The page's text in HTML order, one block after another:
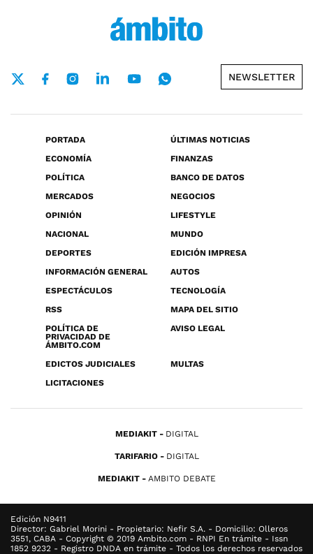
NEWSLETTER
PORTADA
ÚLTIMAS NOTICIAS
ECONOMÍA
FINANZAS
POLÍTICA
BANCO DE DATOS
MERCADOS
NEGOCIOS
OPINIÓN
LIFESTYLE
NACIONAL
MUNDO
DEPORTES
EDICIÓN IMPRESA
INFORMACIÓN GENERAL
AUTOS
ESPECTÁCULOS
TECNOLOGÍA
RSS
MAPA DEL SITIO
POLÍTICA DE
PRIVACIDAD DE
ÁMBITO.COM
AVISO LEGAL
EDICTOS JUDICIALES
MULTAS
LICITACIONES
MEDIAKIT DIGITAL
TARIFARIO DIGITAL
MEDIAKIT AMBITO DEBATE
Edición N9411
Director: Gabriel Morini - Propietario: Nefir S.A. - Domicilio: Olleros
3551, CABA - Copyright © 2019 Ambito.com - RNPI En trámite - Issn
1852 9232 - Registro DNDA en trámite - Todos los derechos reservados